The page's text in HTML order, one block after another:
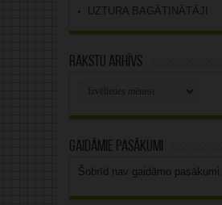
UZTURA BAGĀTINĀTĀJI
Rakstu arhīvs
Gaidāmie pasākumi
Šobrīd nav gaidāmo pasākumi.